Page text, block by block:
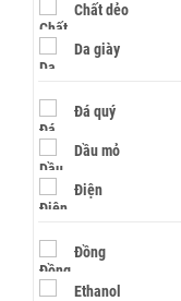
Chất dẻo
Da giày
Đá quý
Dầu mỏ
Điện
Đồng
Ethanol